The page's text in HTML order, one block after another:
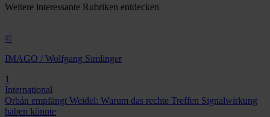
Weitere interessante Rubriken entdecken
©
IMAGO / Wolfgang Simlinger
1
International
Orbán empfängt Weidel: Warum das rechte Treffen Signalwirkung
haben könnte